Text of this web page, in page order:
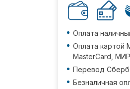
Оплата
Оплата картой
MasterCard, МИР
Перевод
Безналичная